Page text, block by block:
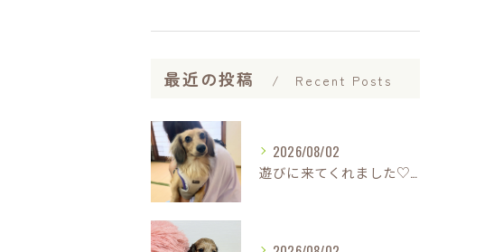
最近の投稿 Recent Posts
2026/08/02
遊びに来てくれました♡(о´∀`о)